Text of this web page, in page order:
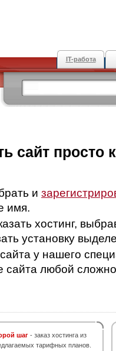
IT-работа
сайт просто
и
имя.
хостинг,
установку
сайта у нашего
сайта любой
шаг - заказ хостинга из
тарифных планов.